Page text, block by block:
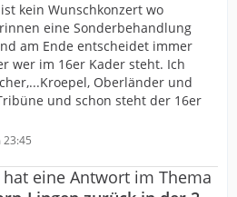
kein Wunschkonzert wo
eine Sonderbehandlung
am Ende entscheidet immer
wer im 16er Kader steht. Ich
Oberländer und
und schon steht der 16er
23:45
hat eine Antwort im Thema